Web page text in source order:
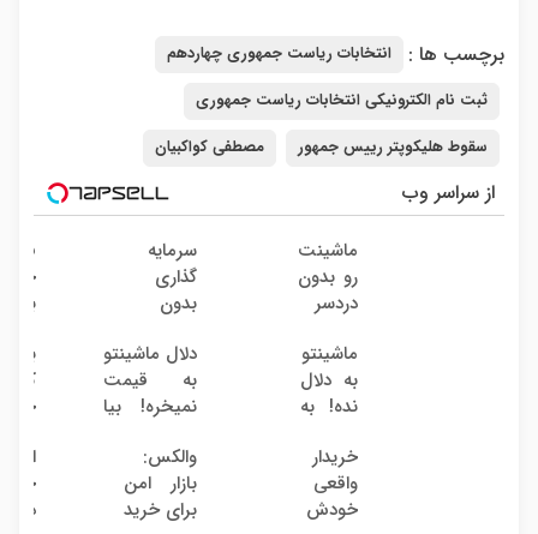
برچسب ها :
انتخابات ریاست جمهوری چهاردهم
ثبت نام الکترونیکی انتخابات ریاست جمهوری
سقوط هلیکوپتر رییس جمهور
مصطفی کواکبیان
از سراسر وب
ماشینت
رو بدون
دردسر
| بدون
کمسیون
سرمایه
گذاری
بدون
با سود
38
درصد
بدون
ماشینتو
به دلال
نده! به
کننده
بفروش!
بدون
دلال ماشینتو
به قیمت
نمیخره! بیا
قیمت
بفروش*فقط
خریدار
بدون
خریدار
واقعی
خودش
والکس:
بازار امن
برای خرید
از